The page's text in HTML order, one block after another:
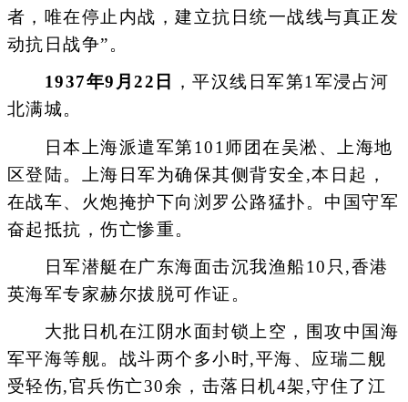
者，唯在停止内战，建立抗日统一战线与真正发
动抗日战争”。
1937年9月22日
，平汉线日军第1军浸占河
北满城。
日本上海派遣军第101师团在吴淞、上海地
区登陆。上海日军为确保其侧背安全,本日起，
在战车、火炮掩护下向浏罗公路猛扑。中国守军
奋起抵抗，伤亡惨重。
日军潜艇在广东海面击沉我渔船10只,香港
英海军专家赫尔拔脱可作证。
大批日机在江阴水面封锁上空，围攻中国海
军平海等舰。战斗两个多小时,平海、应瑞二舰
受轻伤,官兵伤亡30余，击落日机4架,守住了江